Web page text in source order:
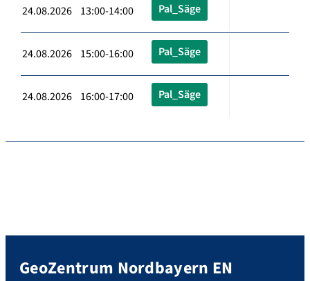
24.08.2026 13:00-14:00 Pal_Säge
24.08.2026 15:00-16:00 Pal_Säge
24.08.2026 16:00-17:00 Pal_Säge
GeoZentrum Nordbayern EN